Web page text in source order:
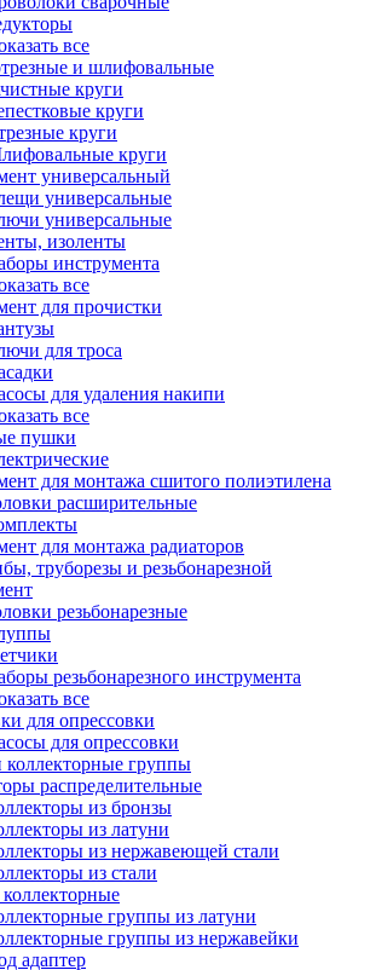
все
и шлифовальные
круги
круги
круги
круги
универсальный
универсальные
универсальные
изоленты
инструмента
все
для прочистки
для троса
для удаления накипи
все
пушки
для монтажа сшитого полиэтилена
расширительные
для монтажа радиаторов
труборезы и резьбонарезной
резьбонарезные
резьбонарезного инструмента
все
для опрессовки
для опрессовки
коллекторные группы
распределительные
из бронзы
из латуни
из нержавеющей стали
из стали
группы из латуни
группы из нержавейки
адаптер